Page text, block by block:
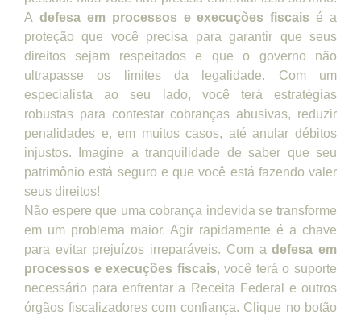
A defesa em processos e execuções fiscais é a
proteção que você precisa para garantir que seus
direitos sejam respeitados e que o governo não
ultrapasse os limites da legalidade. Com um
especialista ao seu lado, você terá estratégias
robustas para contestar cobranças abusivas, reduzir
penalidades e, em muitos casos, até anular débitos
injustos. Imagine a tranquilidade de saber que seu
patrimônio está seguro e que você está fazendo valer
seus direitos!
Não espere que uma cobrança indevida se transforme
em um problema maior. Agir rapidamente é a chave
para evitar prejuízos irreparáveis. Com adefesa em
processos e execuções fiscais, você terá o suporte
necessário para enfrentar a Receita Federal e outros
órgãos fiscalizadores com confiança. Clique no botão